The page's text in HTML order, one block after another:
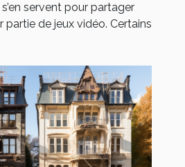
servent pour partager
partie de jeux vidéo. Certains